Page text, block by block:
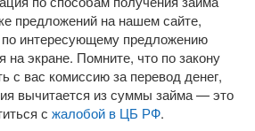
предложений на нашем сайте,
по интересующему предложению
на экране. Помните, что по закону
с вас комиссию за перевод денег,
вычитается из суммы займа — это
с жалобой в ЦБ РФ.